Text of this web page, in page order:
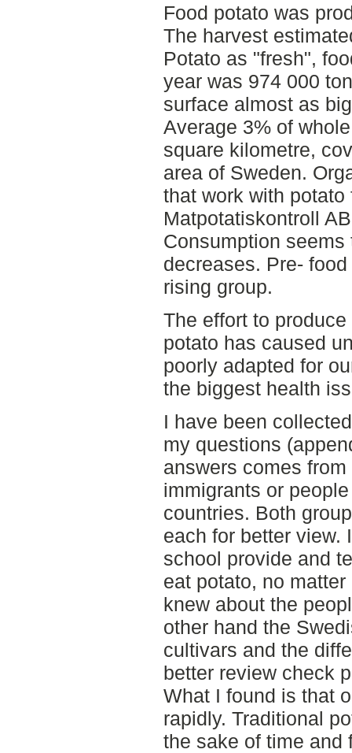
Food potato was
The harvest
Potato as "fresh",
year was 974 000
surface almost as
Average 3% of
square kilometre,
area of Sweden.
that work with
Matpotatiskontroll
Consumption
decreases. Pre-
rising group.
The effort to
potato has caused
poorly adapted for
the biggest health
I have been
my questions
answers comes
immigrants or
countries. Both
each for better view.
school provide and
eat potato, no
knew about the
other hand the
cultivars and the
better review check
What I found is that
rapidly. Traditional
the sake of time and